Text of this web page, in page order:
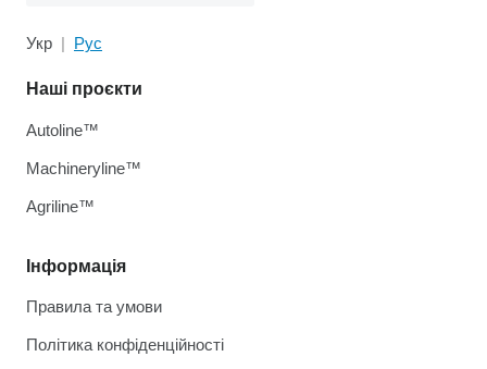
Укр Рус
Інформація
Правила та умови
Політика конфіденційності
Наші проєкти
Autoline™
Machineryline™
Agriline™